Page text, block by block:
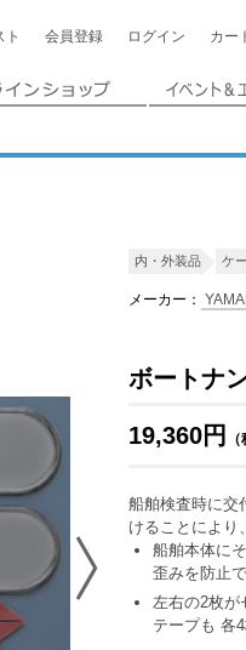
ト 会員登録 ログイン カー
内・外装品 ケ
メーカー：
ボートナ
19,360円
船舶検査時に交
けることにより
船舶本体に
歪みを防止で
左右の2枚が
テープも 各